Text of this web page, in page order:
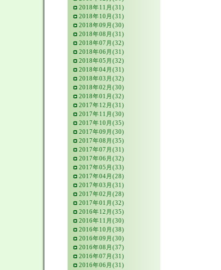
2018年11月(31)
2018年10月(31)
2018年09月(30)
2018年08月(31)
2018年07月(32)
2018年06月(31)
2018年05月(32)
2018年04月(31)
2018年03月(32)
2018年02月(30)
2018年01月(32)
2017年12月(31)
2017年11月(30)
2017年10月(35)
2017年09月(30)
2017年08月(35)
2017年07月(31)
2017年06月(32)
2017年05月(33)
2017年04月(28)
2017年03月(31)
2017年02月(28)
2017年01月(32)
2016年12月(35)
2016年11月(30)
2016年10月(38)
2016年09月(30)
2016年08月(37)
2016年07月(31)
2016年06月(31)